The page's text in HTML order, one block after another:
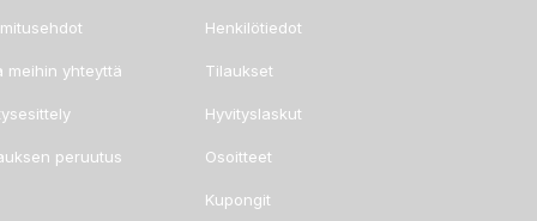
meihin yhteyttä
peruutus
Henkilötiedot
Tilaukset
Hyvityslaskut
Osoitteet
Kupongit